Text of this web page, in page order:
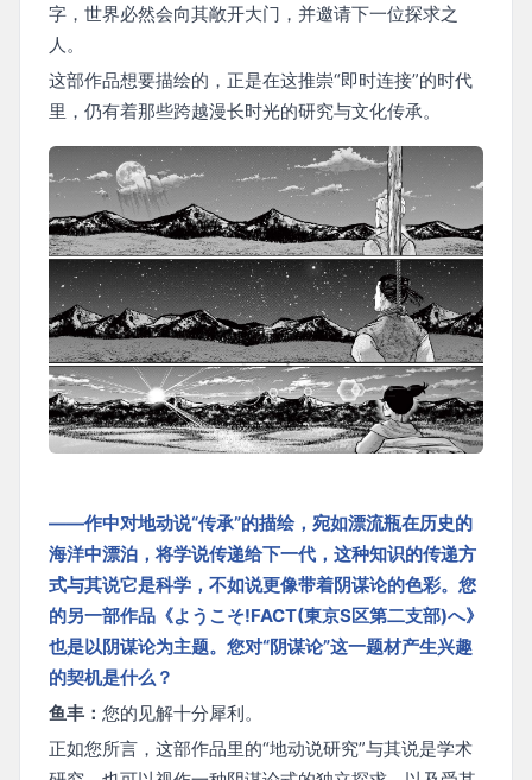
字，世界必然会向其敞开大门，并邀请下一位探求之
人。
这部作品想要描绘的，正是在这推崇“即时连接”的时代
里，仍有着那些跨越漫长时光的研究与文化传承。
——作中对地动说“传承”的描绘，宛如漂流瓶在历史的
海洋中漂泊，将学说传递给下一代，这种知识的传递方
式与其说它是科学，不如说更像带着阴谋论的色彩。您
的另一部作品《ようこそ!FACT(東京S区第二支部)へ》
也是以阴谋论为主题。您对“阴谋论”这一题材产生兴趣
的契机是什么？
鱼丰： 您的见解十分犀利。
正如您所言，这部作品里的“地动说研究”与其说是学术